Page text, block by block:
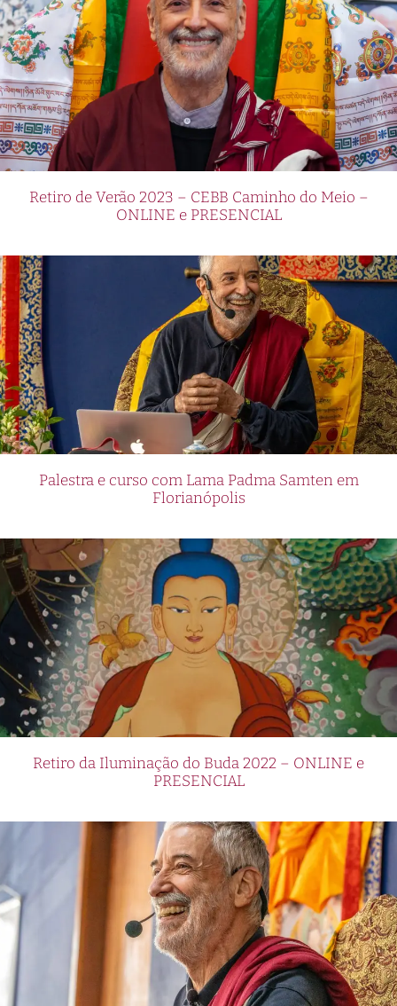
Retiro de Verão 2023 – CEBB Caminho do Meio –
ONLINE e PRESENCIAL
Palestra e curso com Lama Padma Samten em
Florianópolis
Retiro da Iluminação do Buda 2022 – ONLINE e
PRESENCIAL